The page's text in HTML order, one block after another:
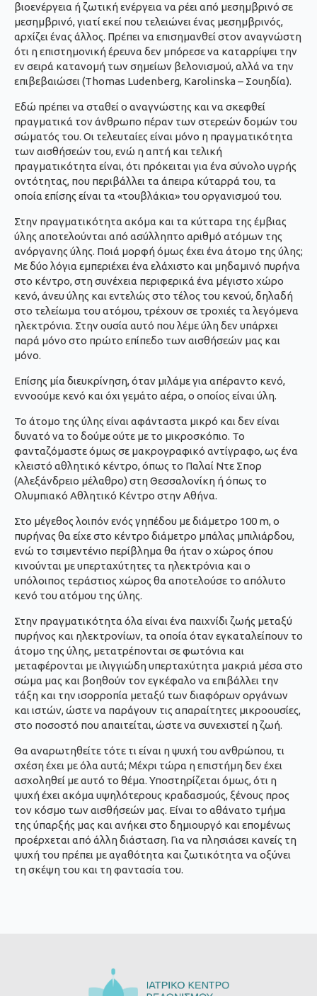
βιοενέργεια ή ζωτική ενέργεια να ρέει από μεσημβρινό σε
μεσημβρινό, γιατί εκεί που τελειώνει ένας μεσημβρινός,
αρχίζει ένας άλλος. Πρέπει να επισημανθεί στον αναγνώστη
ότι η επιστημονική έρευνα δεν μπόρεσε να καταρρίψει την
εν σειρά κατανομή των σημείων βελονισμού, αλλά να την
επιβεβαιώσει (Thomas Ludenberg, Karolinska – Σουηδία).
Εδώ πρέπει να σταθεί ο αναγνώστης και να σκεφθεί
πραγματικά τον άνθρωπο πέραν των στερεών δομών του
σώματός του. Οι τελευταίες είναι μόνο η πραγματικότητα
των αισθήσεών του, ενώ η απτή και τελική
πραγματικότητα είναι, ότι πρόκειται για ένα σύνολο υγρής
οντότητας, που περιβάλλει τα άπειρα κύταρρά του, τα
οποία επίσης είναι τα «τουβλάκια» του οργανισμού του.
Στην πραγματικότητα ακόμα και τα κύτταρα της έμβιας
ύλης αποτελούνται από ασύλληπτο αριθμό ατόμων της
ανόργανης ύλης. Ποιά μορφή όμως έχει ένα άτομο της ύλης;
Με δύο λόγια εμπεριέχει ένα ελάχιστο και μηδαμινό πυρήνα
στο κέντρο, στη συνέχεια περιφερικά ένα μέγιστο χώρο
κενό, άνευ ύλης και εντελώς στο τέλος του κενού, δηλαδή
στο τελείωμα του ατόμου, τρέχουν σε τροχιές τα λεγόμενα
ηλεκτρόνια. Στην ουσία αυτό που λέμε ύλη δεν υπάρχει
παρά μόνο στο πρώτο επίπεδο των αισθήσεών μας και
μόνο.
Επίσης μία διευκρίνηση, όταν μιλάμε για απέραντο κενό,
εννοούμε κενό και όχι γεμάτο αέρα, ο οποίος είναι ύλη.
Το άτομο της ύλης είναι αφάνταστα μικρό και δεν είναι
δυνατό να το δούμε ούτε με το μικροσκόπιο. Το
φανταζόμαστε όμως σε μακρογραφικό αντίγραφο, ως ένα
κλειστό αθλητικό κέντρο, όπως το Παλαί Ντε Σπορ
(Αλεξάνδρειο μέλαθρο) στη Θεσσαλονίκη ή όπως το
Ολυμπιακό Αθλητικό Κέντρο στην Αθήνα.
Στο μέγεθος λοιπόν ενός γηπέδου με διάμετρο 100 m, ο
πυρήνας θα είχε στο κέντρο διάμετρο μπάλας μπιλιάρδου,
ενώ το τσιμεντένιο περίβλημα θα ήταν ο χώρος όπου
κινούνται με υπερταχύτητες τα ηλεκτρόνια και ο
υπόλοιπος τεράστιος χώρος θα αποτελούσε το απόλυτο
κενό του ατόμου της ύλης.
Στην πραγματικότητα όλα είναι ένα παιχνίδι ζωής μεταξύ
πυρήνος και ηλεκτρονίων, τα οποία όταν εγκαταλείπουν το
άτομο της ύλης, μετατρέπονται σε φωτόνια και
μεταφέρονται με ιλιγγιώδη υπερταχύτητα μακριά μέσα στο
σώμα μας και βοηθούν τον εγκέφαλο να επιβάλλει την
τάξη και την ισορροπία μεταξύ των διαφόρων οργάνων
και ιστών, ώστε να παράγουν τις απαραίτητες μικροουσίες,
στο ποσοστό που απαιτείται, ώστε να συνεχιστεί η ζωή.
Θα αναρωτηθείτε τότε τι είναι η ψυχή του ανθρώπου, τι
σχέση έχει με όλα αυτά; Μέχρι τώρα η επιστήμη δεν έχει
ασχοληθεί με αυτό το θέμα. Υποστηρίζεται όμως, ότι η
ψυχή έχει ακόμα υψηλότερους κραδασμούς, ξένους προς
τον κόσμο των αισθήσεών μας. Είναι το αθάνατο τμήμα
της ύπαρξής μας και ανήκει στο δημιουργό και επομένως
προέρχεται από άλλη διάσταση. Για να πλησιάσει κανείς τη
ψυχή του πρέπει με αγαθότητα και ζωτικότητα να οξύνει
τη σκέψη του και τη φαντασία του.